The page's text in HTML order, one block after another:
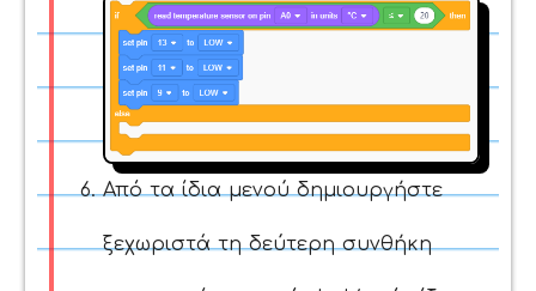
Από τα ίδια μενού δημιουργήστε
ξεχωριστά τη δεύτερη συνθήκη